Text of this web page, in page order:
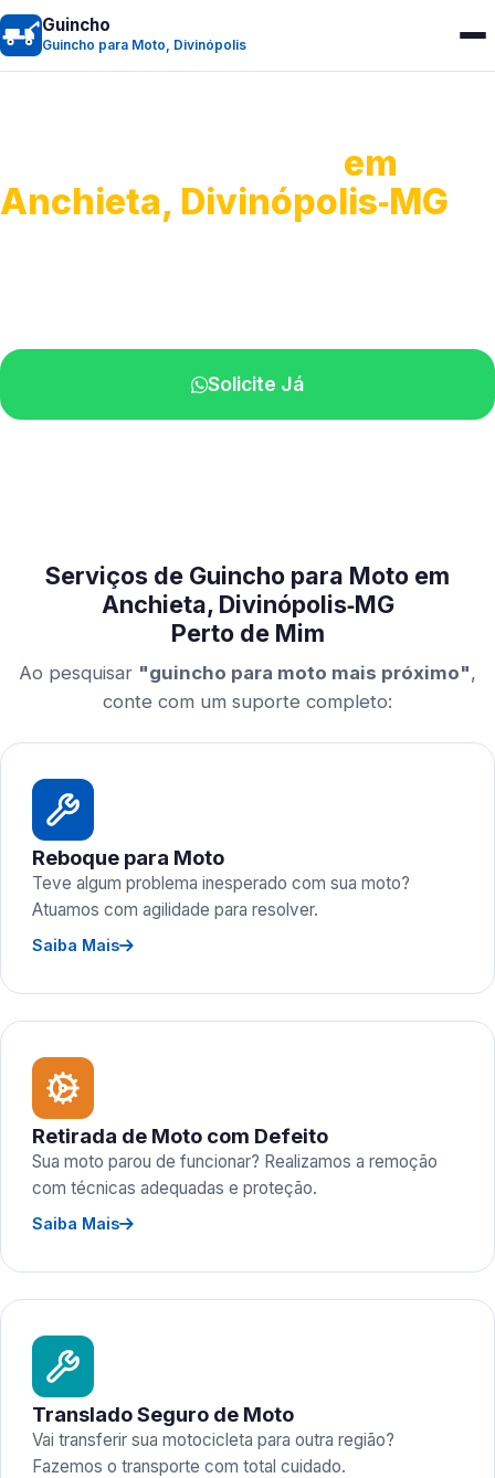
Guincho
Guincho para Moto, Divinópolis
em
Anchieta, Divinópolis‑MG
Solicite Já
Serviços de Guincho para Moto em
Anchieta, Divinópolis‑MG
Perto de Mim
Ao pesquisar "guincho para moto mais próximo",
conte com um suporte completo:
Reboque para Moto
Teve algum problema inesperado com sua moto?
Atuamos com agilidade para resolver.
Saiba Mais
Retirada de Moto com Defeito
Sua moto parou de funcionar? Realizamos a remoção
com técnicas adequadas e proteção.
Saiba Mais
Translado Seguro de Moto
Vai transferir sua motocicleta para outra região?
Fazemos o transporte com total cuidado.